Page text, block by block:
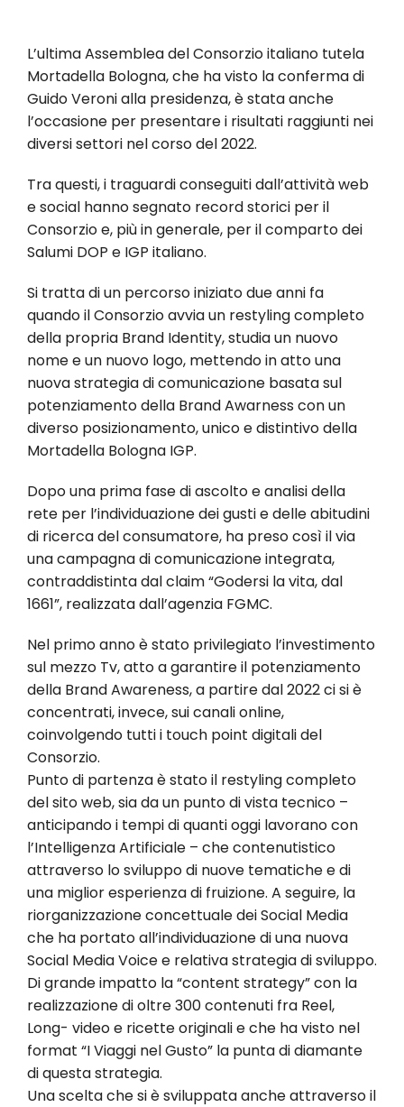
L’ultima Assemblea del Consorzio italiano tutela
Mortadella Bologna, che ha visto la conferma di
Guido Veroni alla presidenza, è stata anche
l’occasione per presentare i risultati raggiunti nei
diversi settori nel corso del 2022.
Tra questi, i traguardi conseguiti dall’attività web
e social hanno segnato record storici per il
Consorzio e, più in generale, per il comparto dei
Salumi DOP e IGP italiano.
Si tratta di un percorso iniziato due anni fa
quando il Consorzio avvia un restyling completo
della propria Brand Identity, studia un nuovo
nome e un nuovo logo, mettendo in atto una
nuova strategia di comunicazione basata sul
potenziamento della Brand Awarness con un
diverso posizionamento, unico e distintivo della
Mortadella Bologna IGP.
Dopo una prima fase di ascolto e analisi della
rete per l’individuazione dei gusti e delle abitudini
di ricerca del consumatore, ha preso così il via
una campagna di comunicazione integrata,
contraddistinta dal claim “Godersi la vita, dal
1661”, realizzata dall’agenzia FGMC.
Nel primo anno è stato privilegiato l’investimento
sul mezzo Tv, atto a garantire il potenziamento
della Brand Awareness, a partire dal 2022 ci si è
concentrati, invece, sui canali online,
coinvolgendo tutti i touch point digitali del
Consorzio.
Punto di partenza è stato il restyling completo
del sito web, sia da un punto di vista tecnico –
anticipando i tempi di quanti oggi lavorano con
l’Intelligenza Artificiale – che contenutistico
attraverso lo sviluppo di nuove tematiche e di
una miglior esperienza di fruizione. A seguire, la
riorganizzazione concettuale dei Social Media
che ha portato all’individuazione di una nuova
Social Media Voice e relativa strategia di sviluppo.
Di grande impatto la “content strategy” con la
realizzazione di oltre 300 contenuti fra Reel,
Long- video e ricette originali e che ha visto nel
format “I Viaggi nel Gusto” la punta di diamante
di questa strategia.
Una scelta che si è sviluppata anche attraverso il